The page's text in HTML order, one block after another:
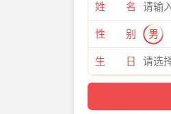
姓 名
性 别 男
生 日